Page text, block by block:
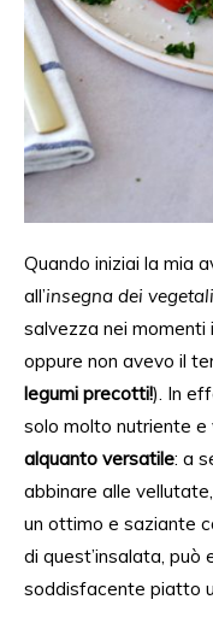
Quando iniziai la mia
all’insegna dei vegetali
salvezza nei momenti
oppure non avevo il
legumi precotti!). In
solo molto nutriente e
alquanto versatile: a
abbinare alle
un ottimo e saziante
di quest’insalata,
soddisfacente piatto